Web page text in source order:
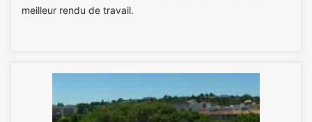
meilleur rendu de travail.